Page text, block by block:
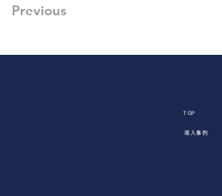
Previous
TOP
導入事例